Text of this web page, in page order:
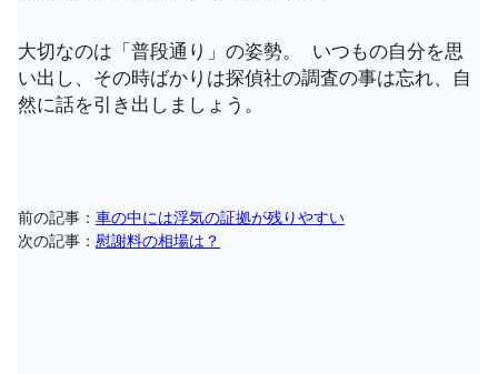
大切なのは「普段通り」の姿勢。 いつもの自分を思
い出し、その時ばかりは探偵社の調査の事は忘れ、自
然に話を引き出しましょう。
前の記事： 車の中には浮気の証拠が残りやすい
次の記事： 慰謝料の相場は？